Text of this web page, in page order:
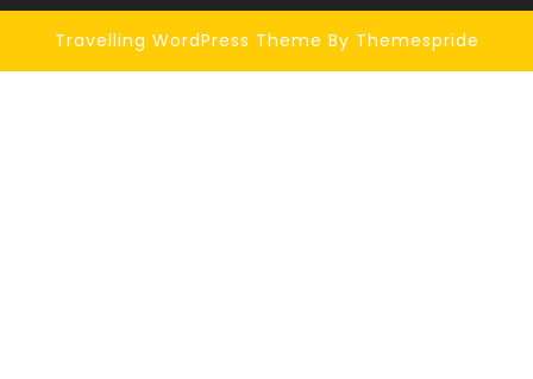
Travelling WordPress Theme By Themespride